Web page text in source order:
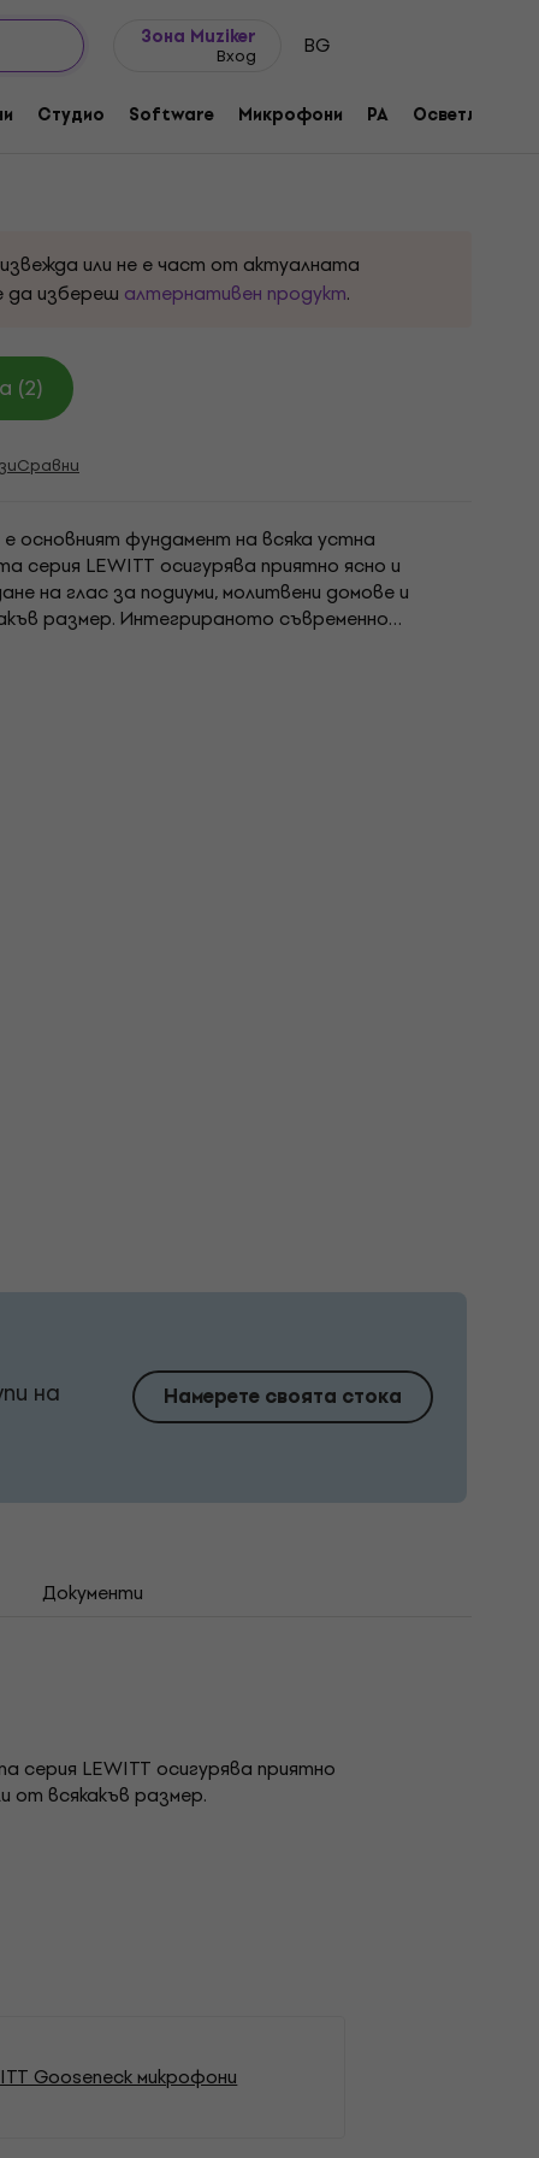
Зона Muziker
Вход BG
Студио Software Микрофони PA Осветление
микрофон
или не е част от актуалната
да избереш алтернативен продукт.
(2)
Сравни
основният фундамент на всяка устна
серия LEWITT осигурява приятно ясно и
на глас за подиуми, молитвени домове и
размер. Интегрираното съвременно
шума от структурата. Характеристика:.
на Намерете своята стока
Документи
серия LEWITT осигурява приятно
от всякакъв размер.
Gooseneck микрофони